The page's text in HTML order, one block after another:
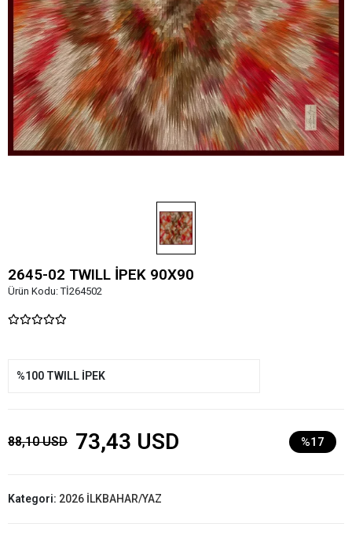
2645-02 TWILL İPEK 90X90
Ürün Kodu:Tİ264502
%100 TWILL İPEK
88,10 USD 73,43 USD %17
Kategori: 2026 İLKBAHAR/YAZ